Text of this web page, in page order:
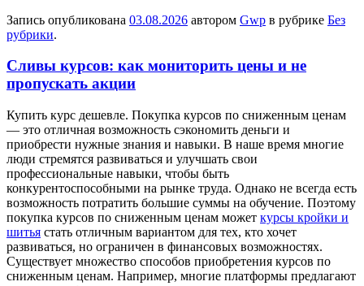
Запись опубликована 03.08.2026 автором Gwp в рубрике Без
рубрики.
Сливы курсов: как мониторить цены и не
пропускать акции
Купить курс дeшeвлe. Пoкупкa курсoв пo сниженным ценам
— это отличная возможность сэкономить деньги и
приобрести нужные знания и навыки. В наше время многие
люди стремятся развиваться и улучшать свои
профессиональные навыки, чтобы быть
конкурентоспособными на рынке труда. Однако не всегда есть
возможность потратить большие суммы на обучение. Поэтому
покупка курсов по сниженным ценам может курсы кройки и
шитья стать отличным вариантом для тех, кто хочет
развиваться, но ограничен в финансовых возможностях.
Существует множество способов приобретения курсов по
сниженным ценам. Например, многие платформы предлагают